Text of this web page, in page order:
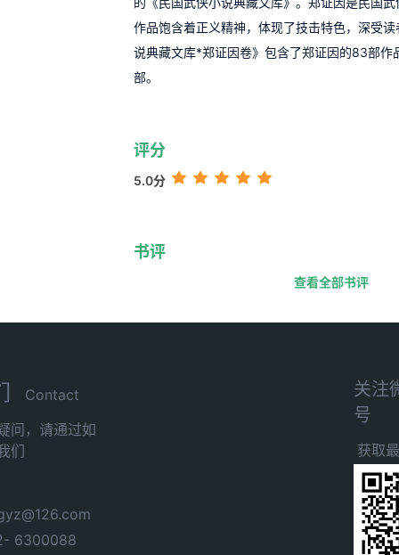
作品饱含着正义精神，体现了技击特色，深受
说典藏文库*郑证因卷》包含了郑证因的83部作
部。
评分
5.0分
书评
查看全部书评
Contact
问，请通过如
们
6300088
关注
号
获取